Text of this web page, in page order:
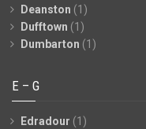
Deanston (1)
Dufftown (1)
Dumbarton (1)
E – G
Edradour (1)